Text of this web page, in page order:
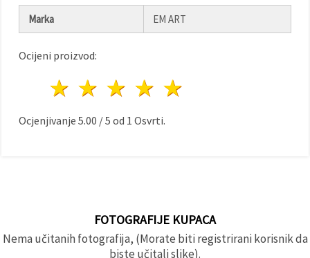
Marka EM ART
Ocijeni proizvod:
4 zvijezde
3 zvijezde
2 zvijezde
1 zvijezda
Ocjenjivanje 5.00 /5 od 1 Osvrti.
FOTOGRAFIJE KUPACA
Nema učitanih fotografija, (Morate biti registrirani korisnik da
biste učitali slike).